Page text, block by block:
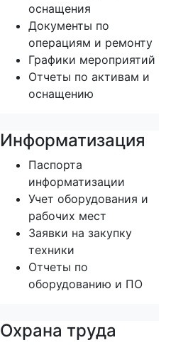
оснащения
Документы по
операциям и ремонту
Графики мероприятий
Отчеты по активам и
оснащению
Информатизация
Паспорта
информатизации
Учет оборудования и
рабочих мест
Заявки на закупку
техники
Отчеты по
оборудованию и ПО
Охрана труда